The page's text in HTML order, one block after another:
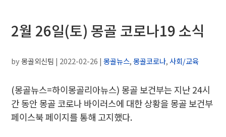
2월 26일(토) 몽골 코로나19 소식
by몽골외신팀 | 2022-02-26 |몽골뉴스,몽골코로나,사회/교육
(몽골뉴스=하이몽골리아뉴스) 몽골 보건부는 지난 24시
간 동안 몽골 코로나 바이러스에 대한 상황을 몽골 보건부
페이스북 페이지를 통해 고지했다.